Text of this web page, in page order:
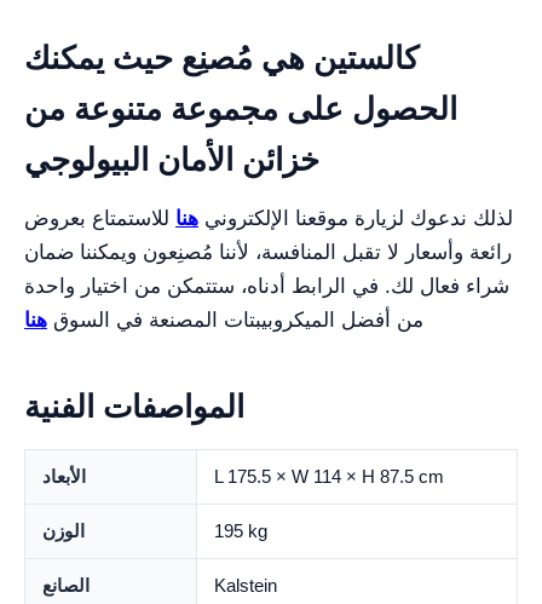
كالستين هي مُصنِع حيث يمكنك
الحصول على مجموعة متنوعة من
خزائن الأمان البيولوجي
لذلك ندعوك لزيارة موقعنا الإلكتروني هنا للاستمتاع بعروض
رائعة وأسعار لا تقبل المنافسة، لأننا مُصنِعون ويمكننا ضمان
شراء فعال لك. في الرابط أدناه، ستتمكن من اختيار واحدة
من أفضل الميكروبيبتات المصنعة في السوق هنا
المواصفات الفنية
الأبعاد L 175.5 × W 114 × H 87.5 cm
الوزن 195 kg
الصانع Kalstein